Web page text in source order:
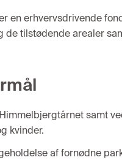
en erhvervsdrivende
de tilstødende arealer
samt
kvinder.
af fornødne